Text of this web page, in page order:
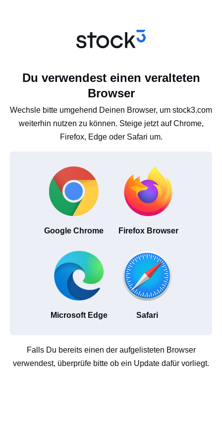
Du verwendest einen veralteten
Browser
Wechsle bitte umgehend Deinen Browser, um stock3.com
weiterhin nutzen zu können. Steige jetzt auf Chrome,
Firefox, Edge oder Safari um.
Google Chrome Firefox Browser
Microsoft Edge Safari
Falls Du bereits einen der aufgelisteten Browser
verwendest, überprüfe bitte ob ein Update dafür vorliegt.